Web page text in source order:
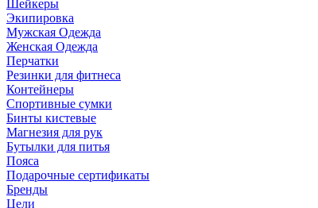
Шейкеры
Экипировка
Мужская Одежда
Женская Одежда
Перчатки
Резинки для фитнеса
Контейнеры
Спортивные сумки
Бинты кистевые
Магнезия для рук
Бутылки для питья
Пояса
Подарочные сертификаты
Бренды
Цели